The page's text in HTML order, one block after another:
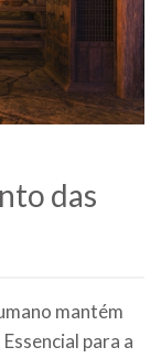
das
mantém
para a